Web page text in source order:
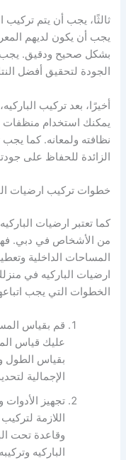
ثالثًا، يجب أن يتم
يجب أن يكون لديهم
بشكل صحيح ودقيق. يجب
الجودة لتحقيق أفضل
أخيرًا، بعد تركيب
يمكنك استخدام منظفات
نظافته ولمعانه. كما يجب
الزائدة للحفاظ على
خطوات تركيب ارضيات
كما تعتبر ارضيات
من الأشخاص في دبي.
المساحات الداخلية
ارضيات الباركيه في
الخطوات التي يجب
قم بقياس
عليك قياس
بقياس الطول
الإجمالية
تجهيز الأدوات
اللازمة
وقاعدة تحت
الباركيه